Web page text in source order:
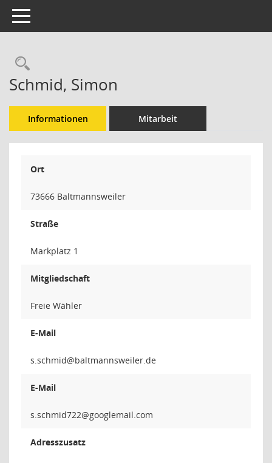
Toggle navigation
Rechercheauswahl
Schmid, Simon
Informationen Mitarbeit
Ort
73666 Baltmannsweiler
Straße
Markplatz 1
Mitgliedschaft
Freie Wähler
E-Mail
dimh
E-Mail
227di
Adresszusatz